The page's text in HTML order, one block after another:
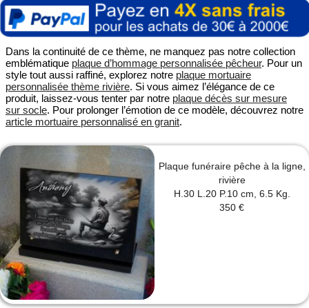
Dans la continuité de ce thème, ne manquez pas notre collection
emblématique plaque d’hommage personnalisée pêcheur. Pour un
style tout aussi raffiné, explorez notre plaque mortuaire
personnalisée thème rivière. Si vous aimez l’élégance de ce
produit, laissez-vous tenter par notre plaque décès sur mesure
sur socle. Pour prolonger l’émotion de ce modèle, découvrez notre
article mortuaire personnalisé en granit.
Plaque funéraire pêche à la ligne,
rivière
H.30 L.20 P.10 cm, 6.5 Kg.
350 €